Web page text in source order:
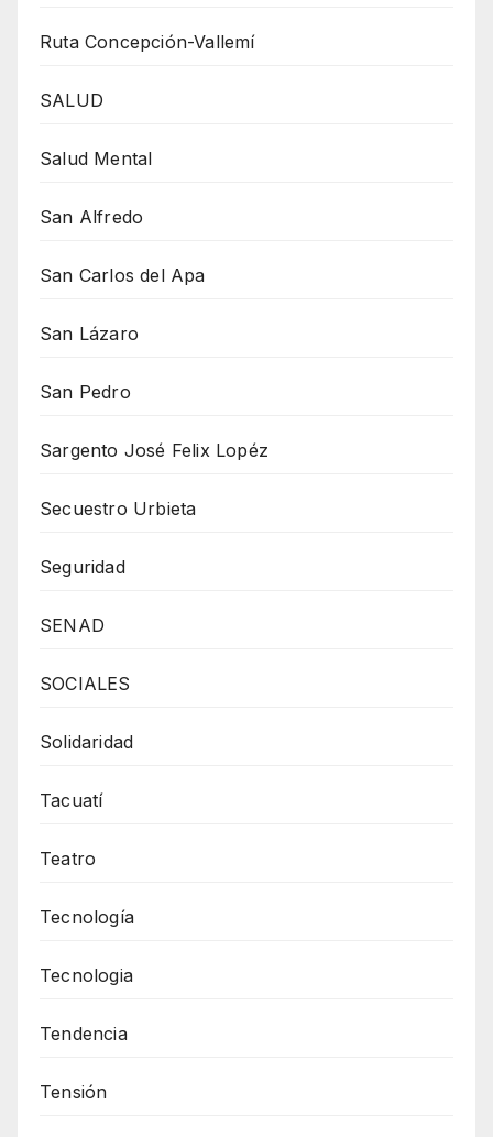
Ruta Concepción-Vallemí
SALUD
Salud Mental
San Alfredo
San Carlos del Apa
San Lázaro
San Pedro
Sargento José Felix Lopéz
Secuestro Urbieta
Seguridad
SENAD
SOCIALES
Solidaridad
Tacuatí
Teatro
Tecnología
Tecnologia
Tendencia
Tensión